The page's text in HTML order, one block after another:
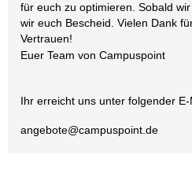
für euch zu optimieren. Sobald
wir euch Bescheid. Vielen Dank
Vertrauen!
Euer Team von Campuspoint
Ihr erreicht uns unter folgender E-
angebote@campuspoint.de